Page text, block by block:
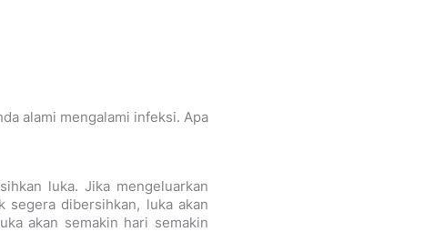
alami mengalami infeksi. Apa
luka. Jika mengeluarkan
segera dibersihkan, luka akan
akan semakin hari semakin